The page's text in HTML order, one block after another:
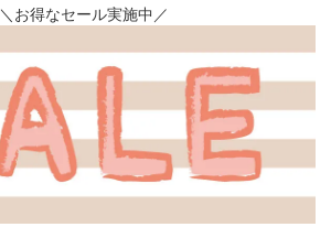
＼お得なセール実施中／